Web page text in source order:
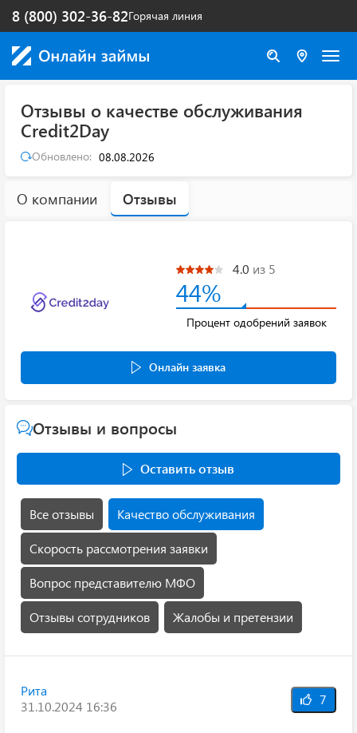
Горячая линия
8 (800) 302-36-82
Отзывы о качестве обслуживания
Credit2Day
Обновлено: 08.08.2026
О компании Отзывы
4.0 из 5
44%
Процент одобрений заявок
Онлайн заявка
Отзывы и вопросы
Оставить отзыв
Все отзывы Качество обслуживания
Скорость рассмотрения заявки
Вопрос представителю МФО
Отзывы сотрудников Жалобы и претензии
Рита
31.10.2024 16:36
7